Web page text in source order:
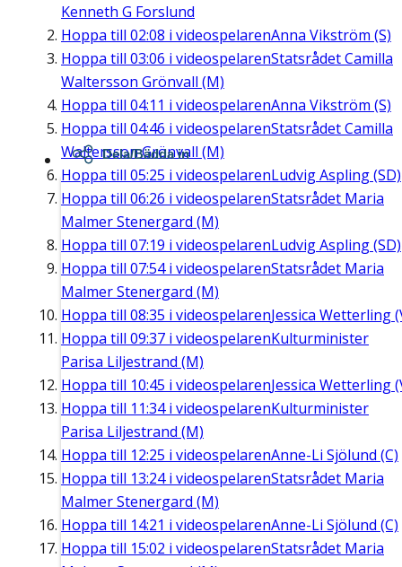
Kenneth G Forslund
Hoppa till 02:08 i videospelarenAnna Vikström (S)
Hoppa till 03:06 i videospelarenStatsrådet Camilla
Waltersson Grönvall (M)
Hoppa till 04:11 i videospelarenAnna Vikström (S)
Hoppa till 04:46 i videospelarenStatsrådet Camilla
Waltersson Grönvall (M)
Hoppa till 05:25 i videospelarenLudvig Aspling (SD)
Hoppa till 06:26 i videospelarenStatsrådet Maria
Malmer Stenergard (M)
Hoppa till 07:19 i videospelarenLudvig Aspling (SD)
Hoppa till 07:54i videospelarenStatsrådet Maria
Malmer Stenergard (M)
Hoppa till 08:35 i videospelarenJessica Wetterling
Hoppa till 09:37 i videospelarenKulturminister
Parisa Liljestrand (M)
Hoppa till 10:45 i videospelarenJessica Wetterling
Hoppa till 11:34i videospelarenKulturminister
Parisa Liljestrand (M)
Hoppa till 12:25 i videospelarenAnne-Li Sjölund (C)
Hoppa till 13:24i videospelarenStatsrådet Maria
Malmer Stenergard (M)
Hoppa till 14:21 i videospelarenAnne-Li Sjölund (C)
Hoppa till 15:02 i videospelarenStatsrådet Maria
Dela/Bädda in